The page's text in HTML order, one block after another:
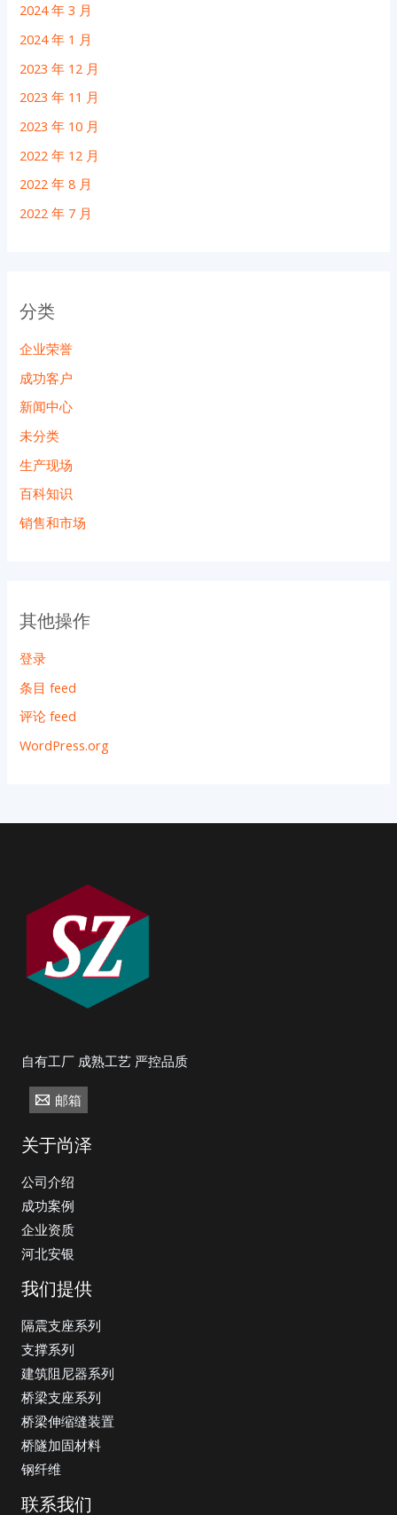
2024 年 3 月
2024 年 1 月
2023 年 12 月
2023 年 11 月
2023 年 10 月
2022 年 12 月
2022 年 8 月
2022 年 7 月
分类
企业荣誉
成功客户
新闻中心
未分类
生产现场
百科知识
销售和市场
其他操作
登录
条目 feed
评论 feed
WordPress.org
自有工厂 成熟工艺 严控品质
邮箱
关于尚泽
公司介绍
成功案例
企业资质
河北安银
我们提供
隔震支座系列
支撑系列
建筑阻尼器系列
桥梁支座系列
桥梁伸缩缝装置
桥隧加固材料
钢纤维
联系我们